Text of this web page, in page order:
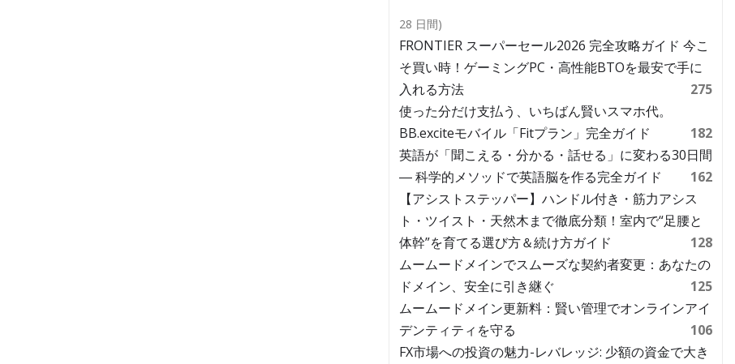
28 日間)
FRONTIER スーパーセール2026 完全攻略ガイド 今こ
そ買い時！ゲーミングPC・高性能BTOを最安で手に
入れる方法
275
使った分だけ支払う、いちばん賢いスマホ代。
BB.exciteモバイル「Fitプラン」完全ガイド
182
英語が「聞こえる・分かる・話せる」に変わる30日間
― 科学的メソッドで英語脳を作る完全ガイド
162
【アシストステッパー】ハンドル付き・筋力アシス
ト・ツイスト・天然木まで徹底分類！室内で“足腰と
体幹”を育てる選び方＆続け方ガイド
128
ムームードメインでスムーズな契約者変更：あなたの
ドメイン、安全に引き継ぐ
125
ムームードメイン更新料：賢い管理でオンラインアイ
デンティティを守る
106
FX市場への投資の魅力-レバレッジ: 少額の資金で大き